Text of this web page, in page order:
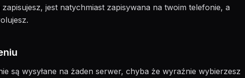
jest natychmiast zapisywana na twoim telefonie, a
są wysyłane na żaden serwer, chyba że wyraźnie wybierzesz